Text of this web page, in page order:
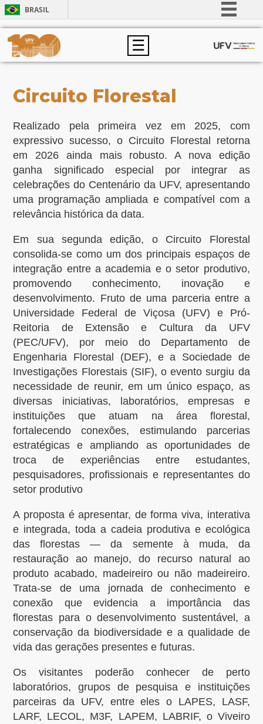
BRASIL
Simplifique!
Participe
Legislação
Canais
☰
Circuito Florestal
Realizado pela primeira vez em 2025, com
expressivo sucesso, o Circuito Florestal retorna
em 2026 ainda mais robusto. A nova edição
ganha significado especial por integrar as
celebrações do Centenário da UFV, apresentando
uma programação ampliada e compatível com a
relevância histórica da data.
Em sua segunda edição, o Circuito Florestal
consolida-se como um dos principais espaços de
integração entre a academia e o setor produtivo,
promovendo conhecimento, inovação e
desenvolvimento. Fruto de uma parceria entre a
Universidade Federal de Viçosa (UFV) e Pró-
Reitoria de Extensão e Cultura da UFV
(PEC/UFV), por meio do Departamento de
Engenharia Florestal (DEF), e a Sociedade de
Investigações Florestais (SIF), o evento surgiu da
necessidade de reunir, em um único espaço, as
diversas iniciativas, laboratórios, empresas e
instituições que atuam na área florestal,
fortalecendo conexões, estimulando parcerias
estratégicas e ampliando as oportunidades de
troca de experiências entre estudantes,
pesquisadores, profissionais e representantes do
setor produtivo
A proposta é apresentar, de forma viva, interativa
e integrada, toda a cadeia produtiva e ecológica
das florestas — da semente à muda, da
restauração ao manejo, do recurso natural ao
produto acabado, madeireiro ou não madeireiro.
Trata-se de uma jornada de conhecimento e
conexão que evidencia a importância das
florestas para o desenvolvimento sustentável, a
conservação da biodiversidade e a qualidade de
vida das gerações presentes e futuras.
Os visitantes poderão conhecer de perto
laboratórios, grupos de pesquisa e instituições
parceiras da UFV, entre eles o LAPES, LASF,
LARF, LECOL, M3F, LAPEM, LABRIF, o Viveiro